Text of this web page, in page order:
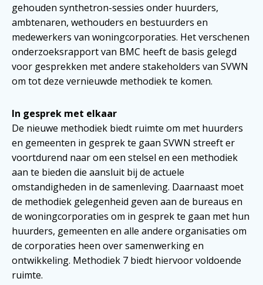
gehouden synthetron-sessies onder huurders,
ambtenaren, wethouders en bestuurders en
medewerkers van woningcorporaties. Het verschenen
onderzoeksrapport van BMC heeft de basis gelegd
voor gesprekken met andere stakeholders van SVWN
om tot deze vernieuwde methodiek te komen.
In gesprek met elkaar
De nieuwe methodiek biedt ruimte om met huurders
en gemeenten in gesprek te gaan SVWN streeft er
voortdurend naar om een stelsel en een methodiek
aan te bieden die aansluit bij de actuele
omstandigheden in de samenleving. Daarnaast moet
de methodiek gelegenheid geven aan de bureaus en
de woningcorporaties om in gesprek te gaan met hun
huurders, gemeenten en alle andere organisaties om
de corporaties heen over samenwerking en
ontwikkeling. Methodiek 7 biedt hiervoor voldoende
ruimte.